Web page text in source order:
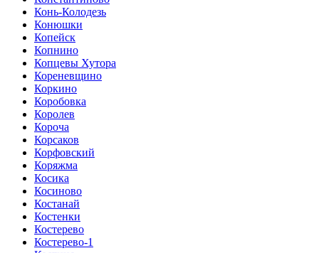
Конь-Колодезь
Конюшки
Копейск
Копнино
Копцевы Хутора
Кореневщино
Коркино
Коробовка
Королев
Короча
Корсаков
Корфовский
Коряжма
Косика
Косиново
Костанай
Костенки
Костерево
Костерево-1